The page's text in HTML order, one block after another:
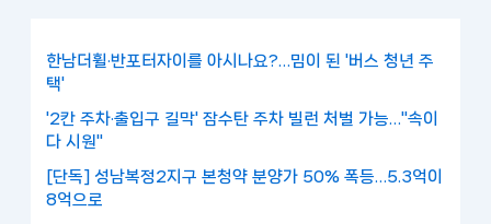
한남더휠·반포터자이를 아시나요?…밈이 된 '버스 청년 주
택'
'2칸 주차·출입구 길막' 잠수탄 주차 빌런 처벌 가능…"속이
다 시원"
[단독] 성남복정2지구 본청약 분양가 50% 폭등…5.3억이
8억으로